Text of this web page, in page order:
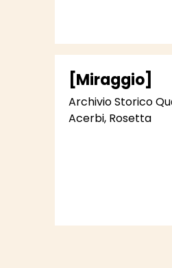
[Miraggio]
Archivio Storico
Acerbi, Rosetta